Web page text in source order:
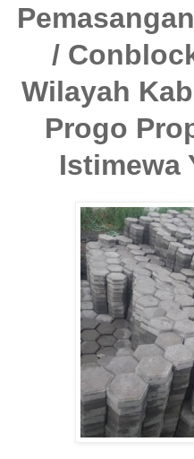
/
Wilayah
Progo
Istimewa